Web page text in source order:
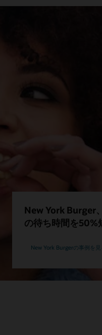
New York Burger
の待ち時間を50%
New York Burgerの事例を見